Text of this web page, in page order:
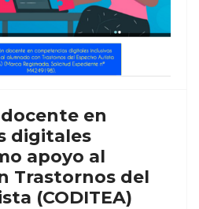
en
digitales
apoyo al
Trastornos del
(CODITEA)